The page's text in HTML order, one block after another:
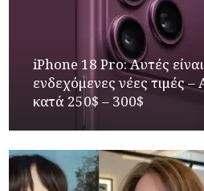
iPhone 18 Pro: Αυτές είναι
ενδεχόμενες νέες τιμές –
κατά 250$ – 300$